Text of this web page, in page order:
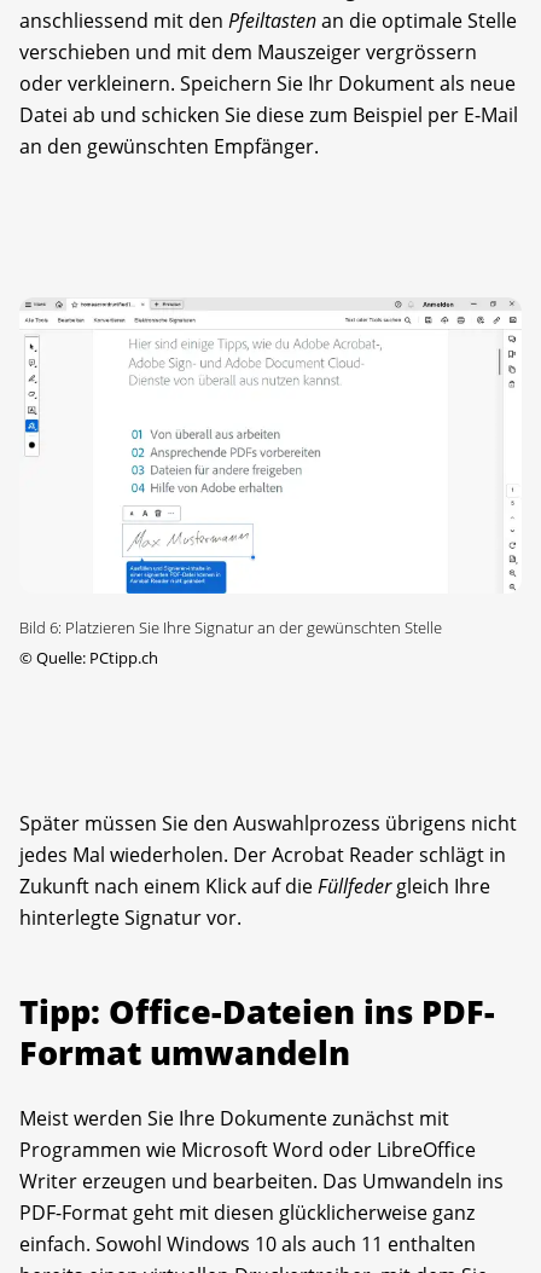
anschliessend mit den Pfeiltastenan die optimale Stelle
verschieben und mit dem Mauszeiger ver­grössern
oder verkleinern. Speichern Sie Ihr Dokument als neue
Datei ab und schicken Sie diese zum Beispiel per E-Mail
an den gewünschten Empfänger.
Bild 6: Platzieren Sie Ihre Signatur an der gewünschten Stelle
©Quelle: PCtipp.ch
Später müssen Sie den Auswahlprozess übrigens nicht
jedes Mal wiederholen. Der Acrobat Reader schlägt in
Zukunft nach einem Klick auf dieFüllfedergleich Ihre
hinterlegte Signatur vor.
Tipp: Office-Dateien ins PDF-
Format umwandeln
Meist werden Sie Ihre Dokumente zunächst mit
Programmen wie Microsoft Word oder LibreOffice
Writer erzeugen und bearbeiten. Das Umwandeln ins
PDF-Format geht mit diesen glücklicherweise ganz
einfach. Sowohl Windows 10 als auch 11 enthalten